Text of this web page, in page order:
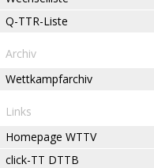
Q-TTR-Liste
Archiv
Wettkampfarchiv
Links
Homepage WTTV
click-TT DTTB